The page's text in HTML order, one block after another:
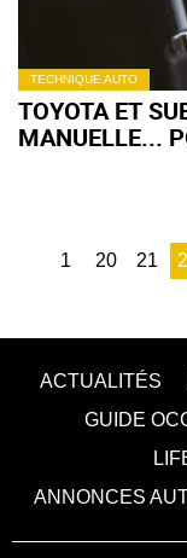
TECHNIQUE AUTO
TOYOTA ET
MANUELLE...
1 20 21
ACTUALITÉS
GUIDE
ANNONCES